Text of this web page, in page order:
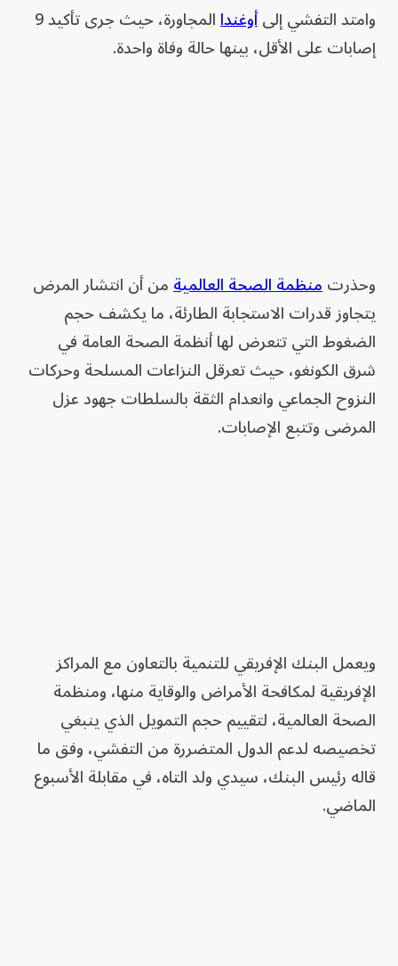
وامتد التفشي إلىأوغندا
المجاورة، حيث جرى تأكيد 9
إصابات على الأقل، بينها حالة وفاة واحدة.
وحذرتمنظمة الصحة العالميةمن أن انتشار المرض
يتجاوز قدرات الاستجابة الطارئة، ما يكشف حجم
الضغوط التي تتعرض لها أنظمة الصحة العامة في
شرق الكونغو، حيث تعرقل النزاعات المسلحة وحركات
النزوح الجماعي وانعدام الثقة بالسلطات جهود عزل
المرضى وتتبع الإصابات.
ويعمل البنك الإفريقي للتنمية بالتعاون مع المراكز
الإفريقية لمكافحة الأمراض والوقاية منها، ومنظمة
الصحة العالمية، لتقييم حجم التمويل الذي ينبغي
تخصيصه لدعم الدول المتضررة من التفشي، وفق ما
قاله رئيس البنك، سيدي ولد التاه، في مقابلة الأسبوع
الماضي.